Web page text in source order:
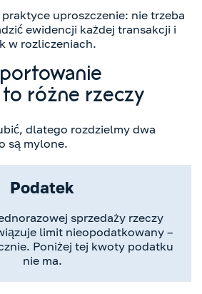
uproszczenie: nie trzeba
ewidencji każdej transakcji i
w rozliczeniach.
różne rzeczy
dlatego rozdzielmy dwa
są mylone.
Podatek
sprzedaży rzeczy
limit nieopodatkowany –
Poniżej tej kwoty podatku
nie ma.